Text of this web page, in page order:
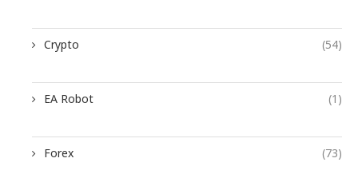
Crypto (54)
EA Robot (1)
Forex (73)